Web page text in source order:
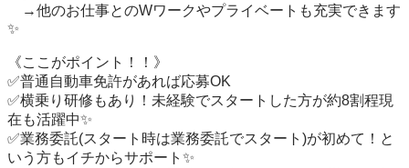
→他のお仕事とのWワークやプライベートも充実できます
✨
《ここがポイント！！》
✅普通自動車免許があれば応募OK
✅横乗り研修もあり！未経験でスタートした方が約8割程現
在も活躍中✨
✅業務委託(スタート時は業務委託でスタート)が初めて！と
いう方もイチからサポート✨